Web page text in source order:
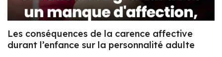
Les conséquences de la carence affective
durant l’enfance sur la personnalité adulte